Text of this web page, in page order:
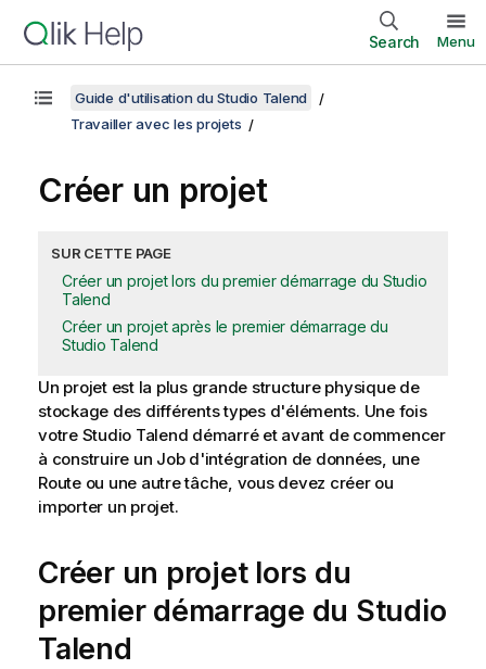
Search Menu
Guide d'utilisation du Studio Talend
Travailler avec les projets
Créer un projet
SUR CETTE PAGE
Créer un projet lors du premier démarrage du Studio
Talend
Créer un projet après le premier démarrage du
Studio Talend
Un projet est la plus grande structure physique de
stockage des différents types d'éléments. Une fois
votre Studio Talend démarré et avant de commencer
à construire un Job d'intégration de données, une
Route ou une autre tâche, vous devez créer ou
importer un projet.
Créer un projet lors du
premier démarrage du Studio
Talend